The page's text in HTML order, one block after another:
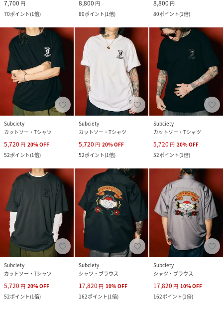
7,700 円
70ポイント(1倍)
8,800 円
80ポイント(1倍)
8,800 円
80ポイント(1倍)
Subciety
カットソー・Tシャツ
5,720 円 20%OFF
52ポイント(1倍)
Subciety
カットソー・Tシャツ
5,720 円 20%OFF
52ポイント(1倍)
Subciety
カットソー・Tシャツ
5,720 円 20%OFF
52ポイント(1倍)
Subciety
カットソー・Tシャツ
5,720 円 20%OFF
52ポイント(1倍)
Subciety
シャツ・ブラウス
17,820 円 10%OFF
162ポイント(1倍)
Subciety
シャツ・ブラウス
17,820 円 10%OFF
162ポイント(1倍)